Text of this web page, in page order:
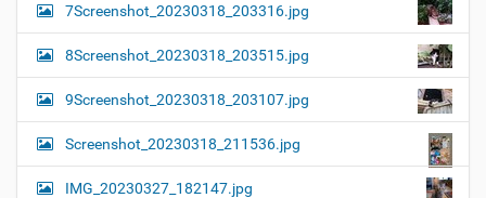
7Screenshot_20230318_203316.jpg
8Screenshot_20230318_203515.jpg
9Screenshot_20230318_203107.jpg
Screenshot_20230318_211536.jpg
IMG_20230327_182147.jpg